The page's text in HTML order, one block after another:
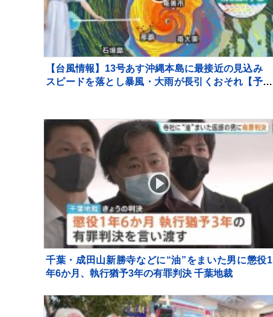
【台風情報】13号あす沖縄本島に最接近の見込み
スピードを落とし暴風・大雨が長引くおそれ【予報
千葉・成田山新勝寺などに“油”をまいた男に懲役1
年6か月、執行猶予3年の有罪判決 千葉地裁